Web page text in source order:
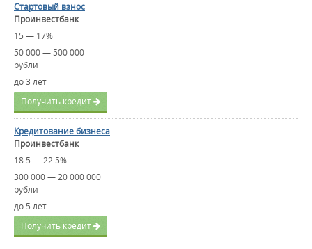
Стартовый взнос
Проинвестбанк
15 — 17%
50 000 — 500 000
рубли
до 3 лет
Получить кредит
Кредитование бизнеса
Проинвестбанк
18.5 — 22.5%
300 000 — 20 000 000
рубли
до 5 лет
Получить кредит